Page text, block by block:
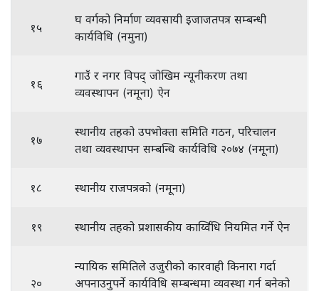
१५
घ वर्गको निर्माण व्यवसायी इजाजतपत्र सम्बन्धी
कार्यविधि (नमुना)
१६
गाउँ र नगर विपद् जोखिम न्यूनीकरण तथा
व्यवस्थापन (नमूना) ऐन
१७
स्थानीय तहको उपभोक्ता समिति गठन, परिचालन
तथा व्यवस्थापन सम्बन्धि कार्यविधि २०७४ (नमूना)
१८ स्थानीय राजपत्रको (नमूना)
१९ स्थानीय तहको प्रशासकीय कार्य्विधि नियमित गर्ने ऐन
२०
न्यायिक समितिले उजुरीको कारवाही किनारा गर्दा
अपनाउनुपर्ने कार्यविधि सम्बन्धमा व्यवस्था गर्न बनेको